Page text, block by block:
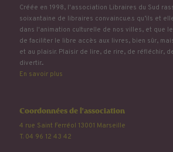
Créée en 1998, l'association Libraires du Sud
soixantaine de libraires convaincu.e.s qu’ils et
dans l'animation culturelle de nos villes, et que
de faciliter le libre accès aux livres, bien sûr,
et au plaisir. Plaisir de lire, de rire, de réfléchir,
divertir...
En savoir plus
Coordonnées de l'association
4 rue Saint Ferréol 13001 Marseille
T. 04 96 12 43 42